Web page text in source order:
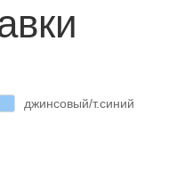
джинсовый/т.синий